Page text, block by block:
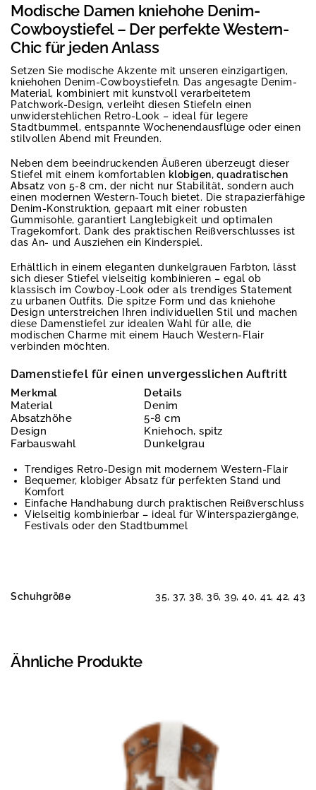
Modische Damen kniehohe Denim-
Cowboystiefel – Der perfekte Western-
Chic für jeden Anlass
Setzen Sie modische Akzente mit unseren einzigartigen,
kniehohen Denim-Cowboystiefeln. Das angesagte Denim-
Material, kombiniert mit kunstvoll verarbeitetem
Patchwork-Design, verleiht diesen Stiefeln einen
unwiderstehlichen Retro-Look – ideal für legere
Stadtbummel, entspannte Wochenendausflüge oder einen
stilvollen Abend mit Freunden.
Neben dem beeindruckenden Äußeren überzeugt dieser
Stiefel mit einem komfortablen klobigen, quadratischen
Absatz von 5-8 cm, der nicht nur Stabilität, sondern auch
einen modernen Western-Touch bietet. Die strapazierfähige
Denim-Konstruktion, gepaart mit einer robusten
Gummisohle, garantiert Langlebigkeit und optimalen
Tragekomfort. Dank des praktischen Reißverschlusses ist
das An- und Ausziehen ein Kinderspiel.
Erhältlich in einem eleganten dunkelgrauen Farbton, lässt
sich dieser Stiefel vielseitig kombinieren – egal ob
klassisch im Cowboy-Look oder als trendiges Statement
zu urbanen Outfits. Die spitze Form und das kniehohe
Design unterstreichen Ihren individuellen Stil und machen
diese Damenstiefel zur idealen Wahl für alle, die
modischen Charme mit einem Hauch Western-Flair
verbinden möchten.
Damenstiefel für einen unvergesslichen Auftritt
Merkmal
Details
Material
Denim
Absatzhöhe
5-8 cm
Design
Kniehoch, spitz
Farbauswahl
Dunkelgrau
Trendiges Retro-Design mit modernem Western-Flair
Bequemer, klobiger Absatz für perfekten Stand und
Komfort
Einfache Handhabung durch praktischen Reißverschluss
Vielseitig kombinierbar – ideal für Winterspaziergänge,
Festivals oder den Stadtbummel
Schuhgröße 35, 37, 38, 36, 39, 40, 41, 42, 43
Ähnliche Produkte